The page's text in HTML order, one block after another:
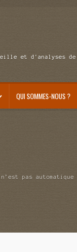
et d'analyses de
QUI SOMMES-NOUS ?
pas automatique